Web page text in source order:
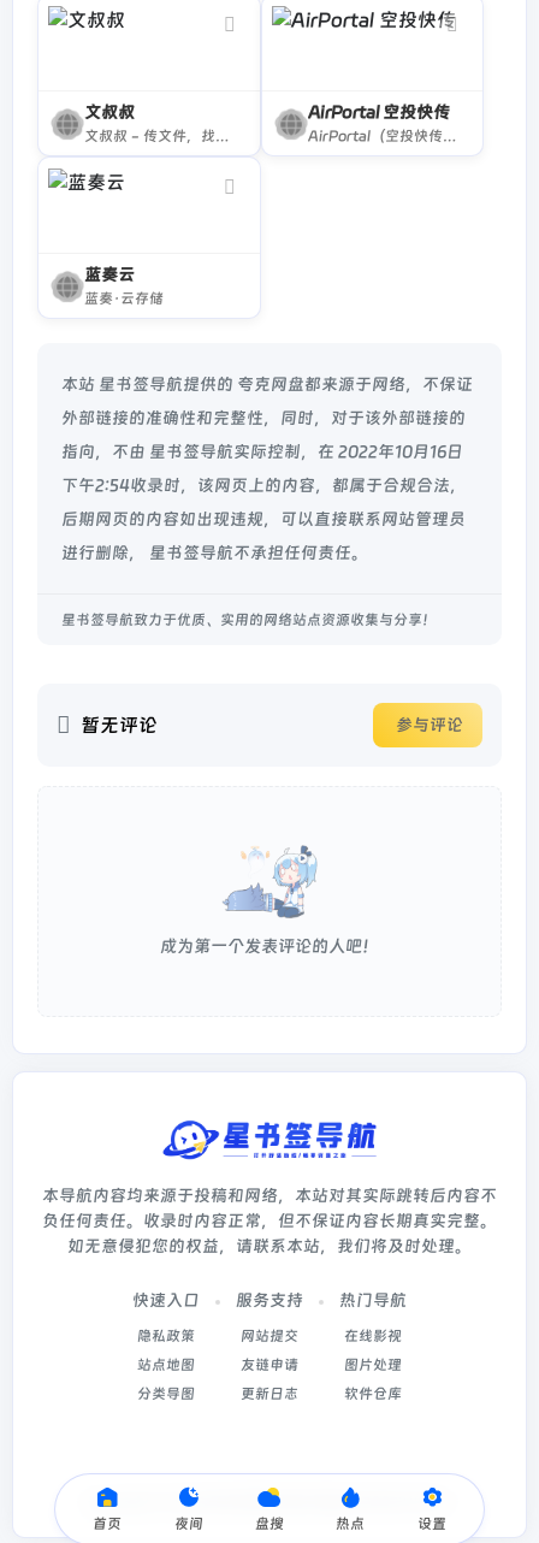
文叔叔
文叔叔 - 传文件，找文叔叔（永不限速）
AirPortal 空投快传
AirPortal（空投快传）是一个可以跨设备传输文件的网站。只要您的设备联网，您就可以通过它在任意系统、任意设备间传输文件。无需登录或注册，只需打开空投快传、直接上传文件、记住所给的取件码或直接扫描二维码即可在另一台设备上下载文件。
蓝奏云
蓝奏·云存储
本站 星书签导航提供的 夸克网盘都来源于网络，不保证
外部链接的准确性和完整性，同时，对于该外部链接的
指向，不由 星书签导航实际控制，在 2022年10月16日
下午2:54收录时，该网页上的内容，都属于合规合法，
后期网页的内容如出现违规，可以直接联系网站管理员
进行删除， 星书签导航不承担任何责任。
星书签导航致力于优质、实用的网络站点资源收集与分享！
暂无评论 参与评论
成为第一个发表评论的人吧！
首页 夜间 盘搜 热点 设置
本导航内容均来源于投稿和网络，本站对其实际跳转后内容不
负任何责任。收录时内容正常，但不保证内容长期真实完整。
如无意侵犯您的权益，请联系本站，我们将及时处理。
快速入口
隐私政策
站点地图
分类导图
服务支持
网站提交
友链申请
更新日志
热门导航
在线影视
图片处理
软件仓库
Copyright © 2026 星书签导航 冀ICP备2022003214号-5